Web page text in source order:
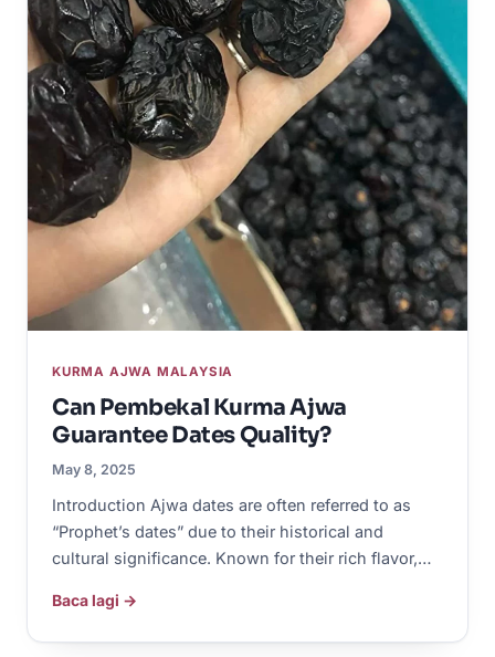
KURMA AJWA MALAYSIA
Can Pembekal Kurma Ajwa
Guarantee Dates Quality?
May 8, 2025
Introduction Ajwa dates are often referred to as
“Prophet’s dates” due to their historical and
cultural significance. Known for their rich flavor,…
Baca lagi →